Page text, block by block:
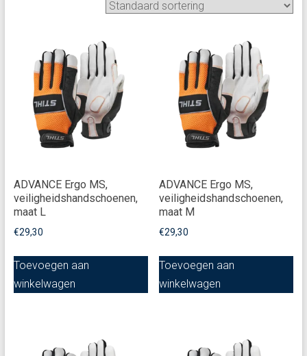
ADVANCE Ergo MS,
veiligheidshandschoenen,
maat L
€29,30
Toevoegen aan
winkelwagen
ADVANCE Ergo MS,
veiligheidshandschoenen,
maat M
€29,30
Toevoegen aan
winkelwagen